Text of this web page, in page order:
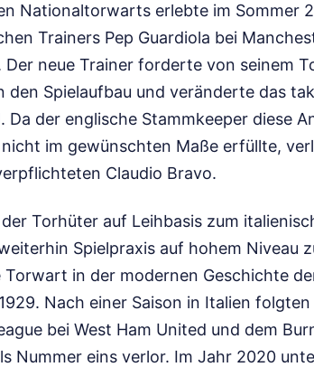
Nationaltorwarts erlebte im Sommer
Trainers Pep Guardiola bei
neue Trainer forderte von seinem
den Spielaufbau und veränderte das
der englische Stammkeeper diese
im gewünschten Maße erfüllte,
Claudio Bravo.
Torhüter auf Leihbasis zum
Spielpraxis auf hohem Niveau
in der modernen Geschichte
Nach einer Saison in Italien
bei West Ham United und dem
Nummer eins verlor. Im Jahr 2020